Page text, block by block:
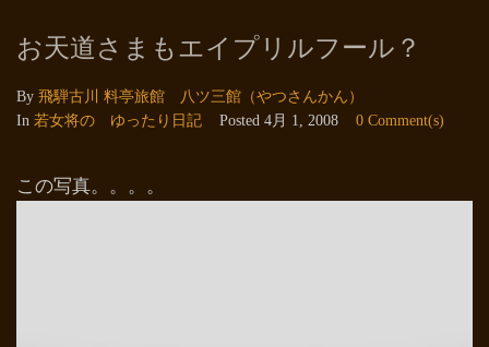
お天道さまもエイプリルフール？
By 飛騨古川 料亭旅館 八ツ三館（やつさんかん）
In 若女将の ゆったり日記 Posted 4月 1, 2008 0 Comment(s)
この写真。。。。